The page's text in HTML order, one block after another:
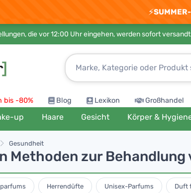
⚡
die vor 12:00 Uhr eingehen, werden sofort versandt.
bis -80% Blog Lexikon Großhandel
up Haare Gesicht Körper &
Gesundheit
Methoden zur Behandlung
Herrendüfte Unisex-Parfums Duft